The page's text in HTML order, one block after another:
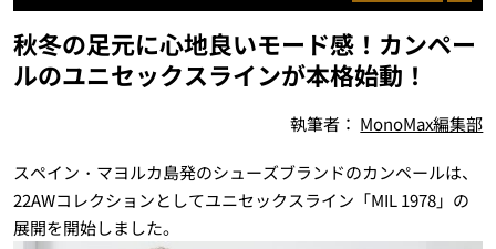
秋冬の足元に心地良いモード感！カンペー
ルのユニセックスラインが本格始動！
執筆者： MonoMax編集部
スペイン・マヨルカ島発のシューズブランドのカンペールは、
22AWコレクションとしてユニセックスライン「MIL 1978」の
展開を開始しました。